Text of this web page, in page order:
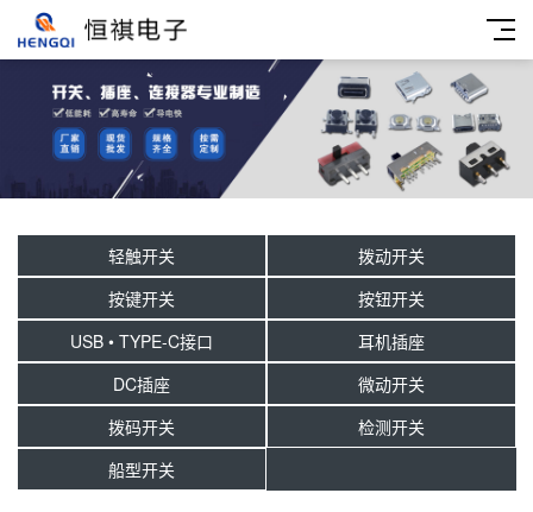
轻触开关
拨动开关
按键开关
按钮开关
USB • TYPE-C接口
耳机插座
DC插座
微动开关
拨码开关
检测开关
船型开关